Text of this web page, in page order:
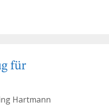
für
Hartmann